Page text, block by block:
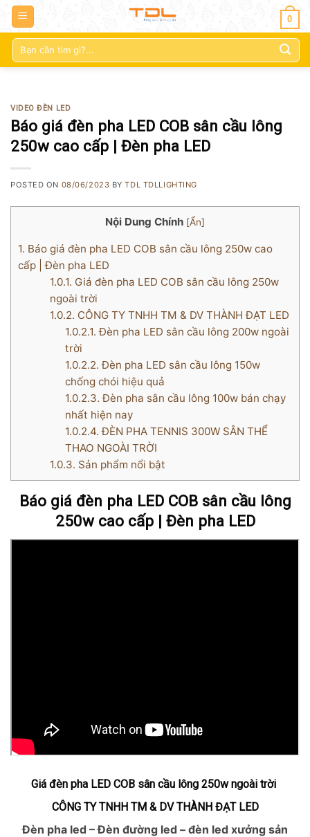
0
Tìm
kiếm:
VIDEO ĐÈN LED
Báo giá đèn pha LED COB sân cầu lông
250w cao cấp | Đèn pha LED
POSTED ON 08/06/2023 BYTDL TDLLIGHTING
Nội Dung Chính [Ẩn]
1. Báo giá đèn pha LED COB sân cầu lông 250w cao
cấp | Đèn pha LED
1.0.1. Giá đèn pha LED COB sân cầu lông 250w
ngoài trời
1.0.2. CÔNG TY TNHH TM & DV THÀNH ĐẠT LED
1.0.2.1. Đèn pha LED sân cầu lông 200w ngoài
trời
1.0.2.2. Đèn pha LED sân cầu lông 150w
chống chói hiệu quả
1.0.2.3. Đèn pha sân cầu lông 100w bán chạy
nhất hiện nay
1.0.2.4. ĐÈN PHA TENNIS 300W SÂN THỂ
THAO NGOÀI TRỜI
1.0.3. Sản phẩm nổi bật
Báo giá đèn pha LED COB sân cầu lông
250w cao cấp | Đèn pha LED
Giá đèn pha LED COB sân cầu lông 250w ngoài trời
CÔNG TY TNHH TM & DV THÀNH ĐẠT LED
Đèn pha led – Đèn đường led – đèn led xưởng sản